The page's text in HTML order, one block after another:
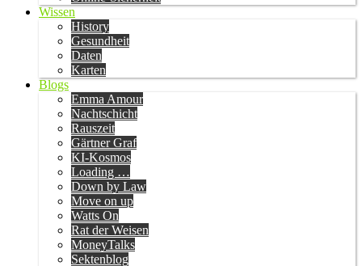
Wissen
History
Gesundheit
Daten
Karten
Blogs
Emma Amour
Nachtschicht
Rauszeit
Gärtner Graf
KI-Kosmos
Loading …
Down by Law
Move on up
Watts On
Rat der Weisen
MoneyTalks
Sektenblog